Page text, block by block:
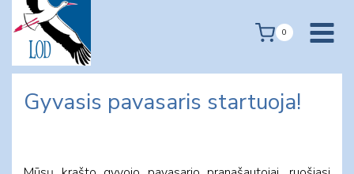
content
0
Gyvasis pavasaris startuoja!